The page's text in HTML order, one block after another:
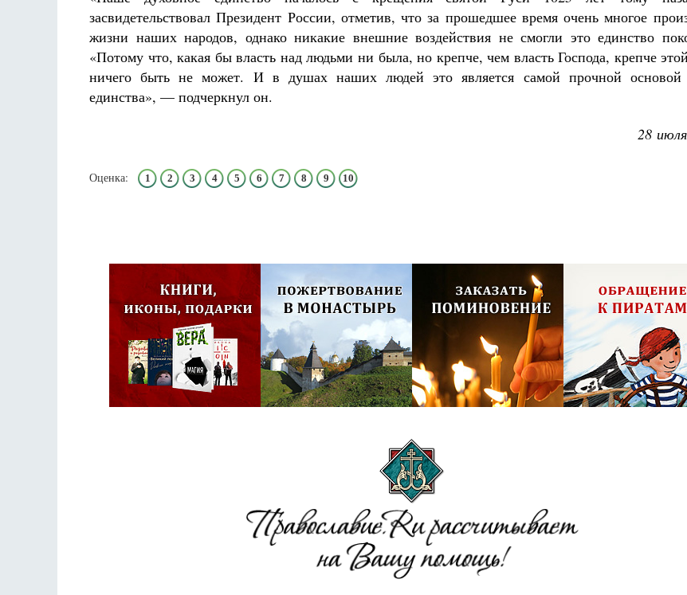
засвидетельствовал Президент России, отметив, что за прошедшее время очень многое
жизни наших народов, однако никакие внешние воздействия не смогли это единство
«Потому что, какая бы власть над людьми ни была, но крепче, чем власть Господа, крепче
ничего быть не может. И в душах наших людей это является самой прочной основой
единства», — подчеркнул он.
28
Оценка: 1 2 3 4 5 6 7 8 9 10